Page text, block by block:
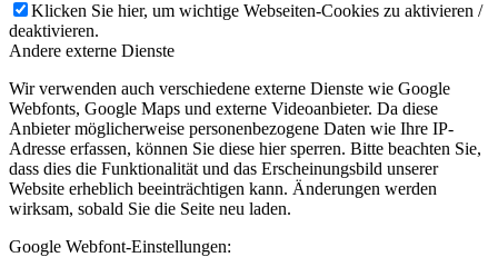
Klicken Sie hier, um wichtige Webseiten-Cookies zu aktivieren /
deaktivieren.
Andere externe Dienste
Wir verwenden auch verschiedene externe Dienste wie Google
Webfonts, Google Maps und externe Videoanbieter. Da diese
Anbieter möglicherweise personenbezogene Daten wie Ihre IP-
Adresse erfassen, können Sie diese hier sperren. Bitte beachten Sie,
dass dies die Funktionalität und das Erscheinungsbild unserer
Website erheblich beeinträchtigen kann. Änderungen werden
wirksam, sobald Sie die Seite neu laden.
Google Webfont-Einstellungen: